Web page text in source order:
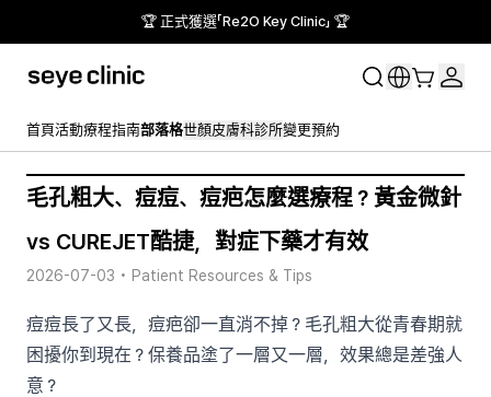
🏆 正式獲選「Re2O Key Clinic」 🏆
首頁活動療程指南部落格世顏皮膚科診所變更預約
毛孔粗大、痘痘、痘疤怎麼選療程？黃金微針
vs CUREJET酷捷，對症下藥才有效
2026-07-03 • Patient Resources & Tips
痘痘長了又長，痘疤卻一直消不掉？毛孔粗大從青春期就
困擾你到現在？保養品塗了一層又一層，效果總是差強人
意？